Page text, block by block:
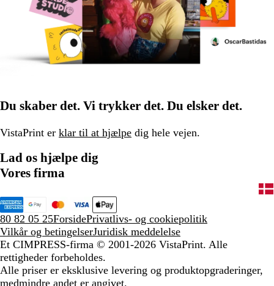
Du skaber det. Vi trykker det. Du elsker det.
VistaPrint er klar til at hjælpe dig hele vejen.
Lad os hjælpe dig
Vores firma
80 82 05 25ForsidePrivatlivs- og cookiepolitik
Vilkår og betingelserJuridisk meddelelse
Et CIMPRESS-firma © 2001-2026 VistaPrint. Alle
rettigheder forbeholdes.
Alle priser er eksklusive levering og produktopgraderinger,
medmindre andet er angivet.